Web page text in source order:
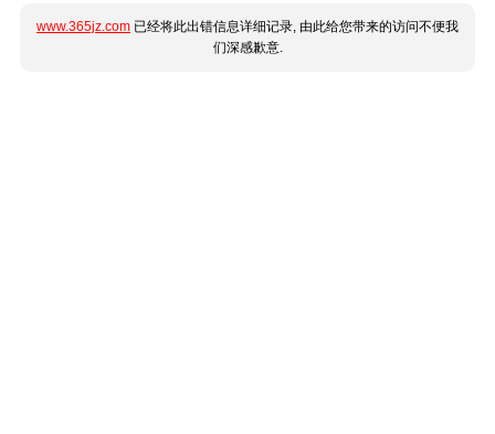
www.365jz.com 已经将此出错信息详细记录, 由此给您带来的访问不便我
们深感歉意.